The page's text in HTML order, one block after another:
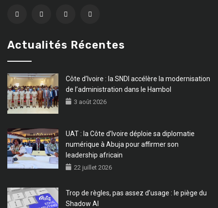
Actualités Récentes
Côte d’Ivoire : la SNDI accélère la modernisation
de l’administration dans le Hambol
3 août 2026
UAT : la Côte d’Ivoire déploie sa diplomatie
numérique à Abuja pour affirmer son
leadership africain
22 juillet 2026
Trop de règles, pas assez d’usage : le piège du
Shadow AI